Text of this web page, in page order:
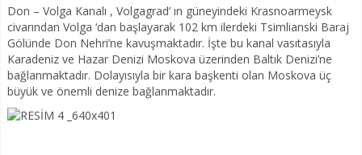
Don – Volga Kanalı , Volgagrad’ ın güneyindeki Krasnoarmeysk
civarından Volga ‘dan başlayarak 102 km ilerdeki Tsimlianski Baraj
Gölünde Don Nehri’ne kavuşmaktadır. İşte bu kanal vasıtasıyla
Karadeniz ve Hazar Denizi Moskova üzerinden Baltık Denizi’ne
bağlanmaktadır. Dolayısıyla bir kara başkenti olan Moskova üç
büyük ve önemli denize bağlanmaktadır.